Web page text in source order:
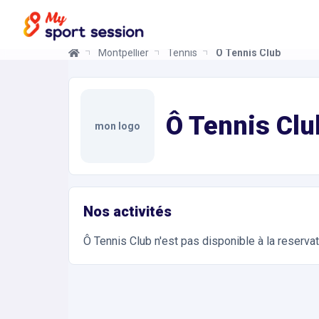
Montpellier Tennis Ô Tennis Club
mon logo Ô Tennis
Nos activités
Ô Tennis Club n'est pas disponible à la